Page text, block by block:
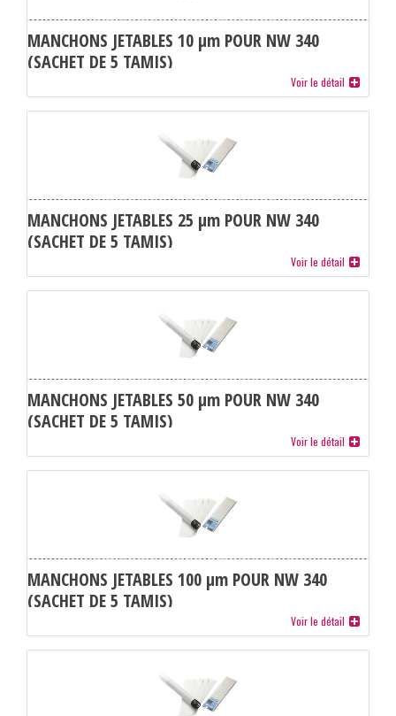
MANCHONS JETABLES 10 µm POUR NW 340
(SACHET DE 5 TAMIS)
Voir le détail
MANCHONS JETABLES 25 µm POUR NW 340
(SACHET DE 5 TAMIS)
Voir le détail
MANCHONS JETABLES 50 µm POUR NW 340
(SACHET DE 5 TAMIS)
Voir le détail
MANCHONS JETABLES 100 µm POUR NW 340
(SACHET DE 5 TAMIS)
Voir le détail